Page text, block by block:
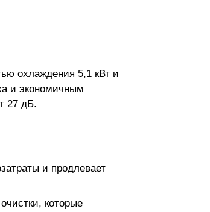
охлаждения 5,1 кВт и
и экономичным
27 дБ.
и продлевает
которые